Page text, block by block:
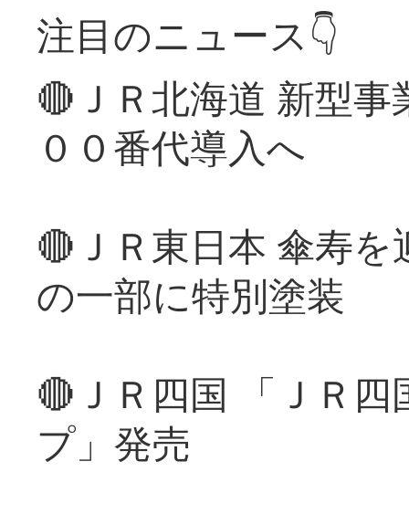
注目のニュース👇
🔴ＪＲ北海道 新型
００番代導入へ
🔴ＪＲ東日本 傘寿
の一部に特別塗装
🔴ＪＲ四国 「ＪＲ
プ」発売